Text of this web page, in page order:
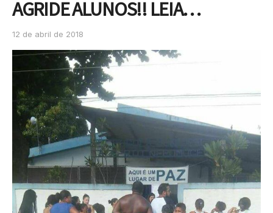
AGRIDE ALUNOS!! LEIA…
12 de abril de 2018